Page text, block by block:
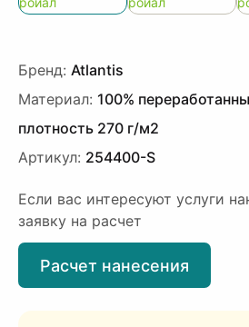
Бренд: Atlantis
Материал: 100%
плотность 270 г/м2
Артикул: 254400-S
Если вас интересуют услуги
заявку на расчет
Расчет нанесения